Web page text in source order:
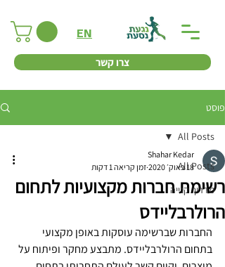
EN
צרו קשר
פוסט
All Posts
מדריך קנייה
All Posts
רשימת חברות מקצועיות לתחום
הרולרבליידס
Shahar Kedar
18 באוק׳ 2020
זמן קריאה 1 דקות
החברות שברשימה עוסקות באופן מקצועי
בתחום הרולרבליידס. מתבצע מחקר ופיתוח על